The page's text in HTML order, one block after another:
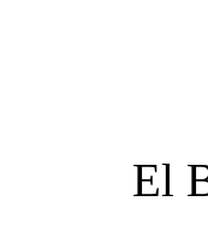
El